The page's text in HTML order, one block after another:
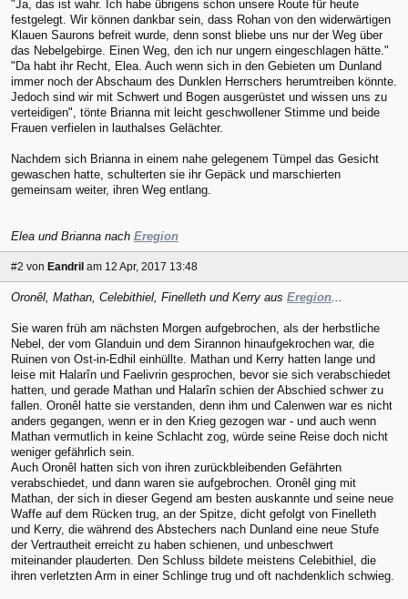
"Ja, das ist wahr. Ich habe übrigens schon unsere Route für heute
festgelegt. Wir können dankbar sein, dass Rohan von den widerwärtigen
Klauen Saurons befreit wurde, denn sonst bliebe uns nur der Weg über
das Nebelgebirge. Einen Weg, den ich nur ungern eingeschlagen hätte."
"Da habt ihr Recht, Elea. Auch wenn sich in den Gebieten um Dunland
immer noch der Abschaum des Dunklen Herrschers herumtreiben könnte.
Jedoch sind wir mit Schwert und Bogen ausgerüstet und wissen uns zu
verteidigen", tönte Brianna mit leicht geschwollener Stimme und beide
Frauen verfielen in lauthalses Gelächter.
Nachdem sich Brianna in einem nahe gelegenem Tümpel das Gesicht
gewaschen hatte, schulterten sie ihr Gepäck und marschierten
gemeinsam weiter, ihren Weg entlang.
Elea und Brianna nach Eregion
#2 von Eandril am 12 Apr, 2017 13:48
Oronêl, Mathan, Celebithiel, Finelleth und Kerry aus Eregion...
Sie waren früh am nächsten Morgen aufgebrochen, als der herbstliche
Nebel, der vom Glanduin und dem Sirannon hinaufgekrochen war, die
Ruinen von Ost-in-Edhil einhüllte. Mathan und Kerry hatten lange und
leise mit Halarîn und Faelivrin gesprochen, bevor sie sich verabschiedet
hatten, und gerade Mathan und Halarîn schien der Abschied schwer zu
fallen. Oronêl hatte sie verstanden, denn ihm und Calenwen war es nicht
anders gegangen, wenn er in den Krieg gezogen war - und auch wenn
Mathan vermutlich in keine Schlacht zog, würde seine Reise doch nicht
weniger gefährlich sein.
Auch Oronêl hatten sich von ihren zurückbleibenden Gefährten
verabschiedet, und dann waren sie aufgebrochen. Oronêl ging mit
Mathan, der sich in dieser Gegend am besten auskannte und seine neue
Waffe auf dem Rücken trug, an der Spitze, dicht gefolgt von Finelleth
und Kerry, die während des Abstechers nach Dunland eine neue Stufe
der Vertrautheit erreicht zu haben schienen, und unbeschwert
miteinander plauderten. Den Schluss bildete meistens Celebithiel, die
ihren verletzten Arm in einer Schlinge trug und oft nachdenklich schwieg.